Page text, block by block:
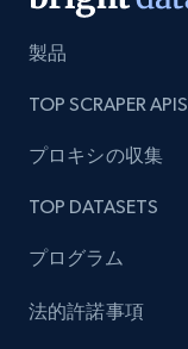
製品
TOP SCRAPER APIS
プロキシの収集
TOP DATASETS
プログラム
法的許諾事項